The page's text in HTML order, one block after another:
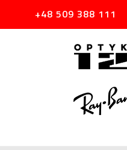
+48 509 388 111